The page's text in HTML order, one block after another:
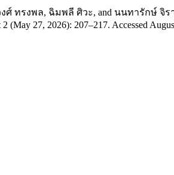
พล, ฉิมพลี ศิวะ, and นนทารักษ์ จิราลัก
2 (May 27, 2026): 207–217. Accessed